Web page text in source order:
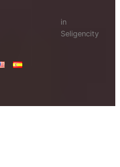
in
Seligencity